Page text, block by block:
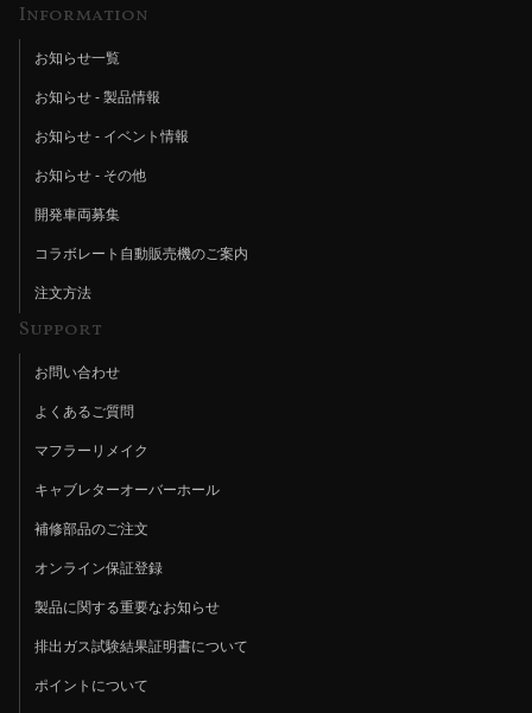
Information
お知らせ一覧
お知らせ - 製品情報
お知らせ - イベント情報
お知らせ - その他
開発車両募集
コラボレート自動販売機のご案内
注文方法
Support
お問い合わせ
よくあるご質問
マフラーリメイク
キャブレターオーバーホール
補修部品のご注文
オンライン保証登録
製品に関する重要なお知らせ
排出ガス試験結果証明書について
ポイントについて